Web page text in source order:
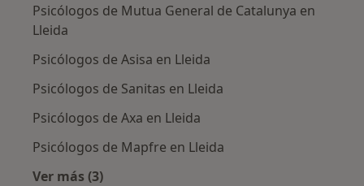
Psicólogos de Mutua General de Catalunya en
Lleida
Psicólogos de Asisa en Lleida
Psicólogos de Sanitas en Lleida
Psicólogos de Axa en Lleida
Psicólogos de Mapfre en Lleida
Ver más (3)